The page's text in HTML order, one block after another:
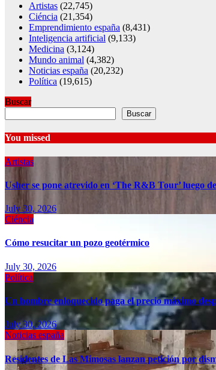
Artistas (22,745)
Ciéncia (21,354)
Emprendimiento españa (8,431)
Inteligencia artificial (9,133)
Medicina (3,124)
Mundo animal (4,382)
Noticias españa (20,232)
Política (19,615)
Buscar
Buscar
You missed
Artistas
Usher se pone atrevido en ‘The R&B Tour’ luego
July 30, 2026
Ciéncia
Cómo resucitar un pozo geotérmico
July 30, 2026
Política
Un hombre enloquecido paga el precio máximo
July 30, 2026
Noticias españa
Residentes de Las Mimosas lanzan petición por